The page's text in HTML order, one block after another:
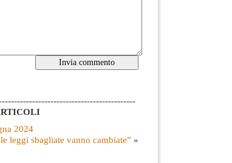
2024
leggi sbagliate vanno cambiate” »